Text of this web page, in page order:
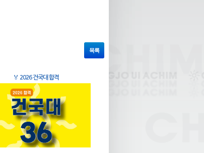
목록
🏅 2026 건국대 합격